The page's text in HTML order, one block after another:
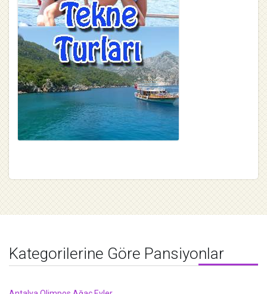
Kategorilerine Göre Pansiyonlar